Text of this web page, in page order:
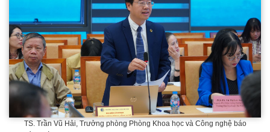
TS. Trần Vũ Hải, Trưởng phòng Phòng Khoa học và Công nghệ báo